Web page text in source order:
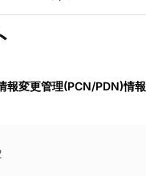
報変更管理(PCN/PDN)情報